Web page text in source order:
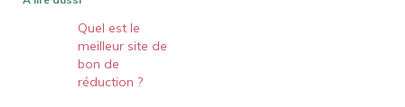
Quel est le
meilleur site de
bon de
réduction ?